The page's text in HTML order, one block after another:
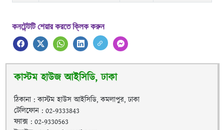
কনটেন্টটি শেয়ার করতে ক্লিক করুন
কাস্টম হাউজ আইসিডি, ঢাকা
ঠিকানা : কাস্টম হাউস আইসিডি, কমলাপুর, ঢাকা
টেলিফোন : 02-9333843
ফ্যাক্স : 02-9330563